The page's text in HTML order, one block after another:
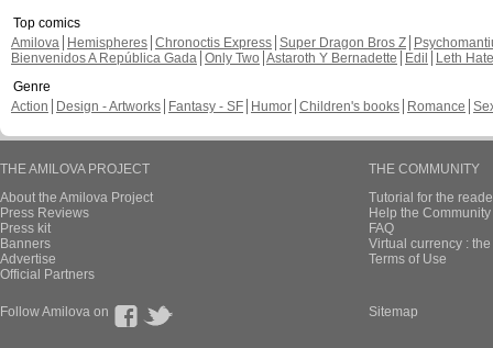
Top comics
Amilova
Hemispheres Chronoctis Express Super Dragon Bros Z
Bienvenidos A República Gada Only Two Astaroth Y Bernadette Edil
Leth Hate
Genre
Action
Design - Artworks Fantasy - SF Humor Children's books Romance
THE AMILOVA PROJECT
About the Amilova Project
Press Reviews
Press kit
Banners
Advertise
Official Partners
THE COMMUNITY
Tutorial for the
Help the
FAQ
Virtual currency :
Terms of Use
Follow Amilova on Sitemap